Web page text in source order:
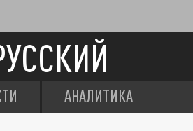
АНАЛИТИКА